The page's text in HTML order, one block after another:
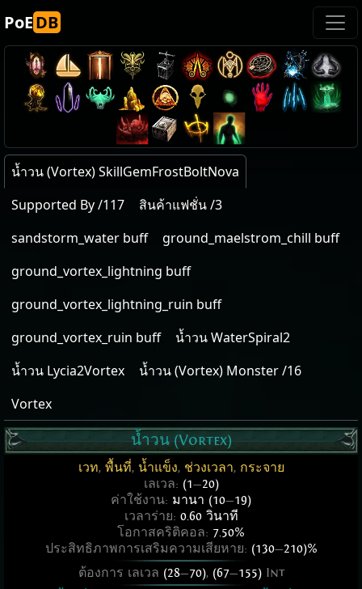
PoEDB
น้ำวน (Vortex) SkillGemFrostBoltNova
Supported By /117
สินค้าแฟชั่น /3
sandstorm_water buff
ground_maelstrom_chill buff
ground_vortex_lightning buff
ground_vortex_lightning_ruin buff
ground_vortex_ruin buff
น้ำวน WaterSpiral2
น้ำวน Lycia2Vortex
น้ำวน (Vortex) Monster /16
Vortex
น้ำวน (Vortex)
เวท, พื้นที่, น้ำแข็ง, ช่วงเวลา, กระจาย
เลเวล: (1—20)
ค่าใช้งาน: มานา (10—19)
เวลาร่าย: 0.60 วินาที
โอกาสคริติคอล: 7.50%
ประสิทธิภาพการเสริมความเสียหาย: (130—210)%
ต้องการ เลเวล (28—70), (67—155)Int